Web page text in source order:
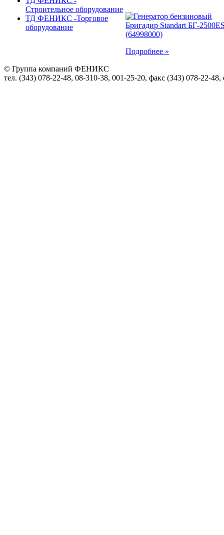
Строительное оборудование
ТД ФЕНИКС -Торговое
оборудование
Подробнее »
© Группа компаний ФЕНИКС
тел. (343) 078-22-48, 08-310-38, 001-25-20, факс (343) 078-22-